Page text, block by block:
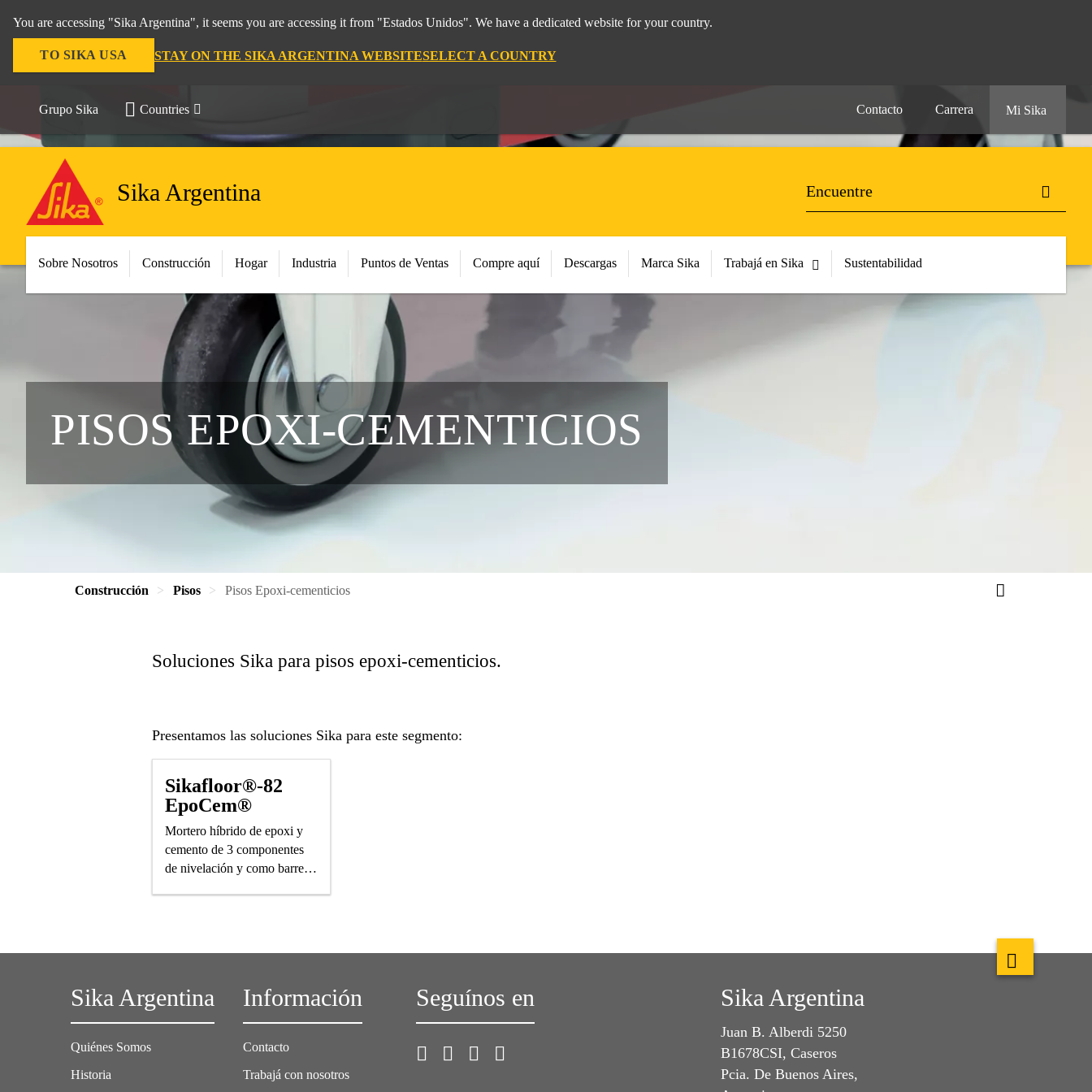
You are accessing "Sika Argentina", it seems you are accessing it from "Estados Unidos". We have a dedicated website for your country.
TO SIKA USA STAY ON THE SIKA ARGENTINA WEBSITESELECT A COUNTRY
Grupo Sika Countries Contacto Carrera Mi Sika
Sika Argentina
Sobre Nosotros Construcción Hogar Industria Puntos de Ventas Compre aquí Descargas Marca Sika Trabajá en Sika Sustentabilidad
PISOS EPOXI-CEMENTICIOS
Construcción Pisos Pisos Epoxi-cementicios
Soluciones Sika para pisos epoxi-cementicios.
Presentamos las soluciones Sika para este segmento:
Sikafloor®-82
EpoCem®
Mortero híbrido de epoxi y
cemento de 3 componentes
de nivelación y como barrera
Sika Argentina
Quiénes Somos
Historia
Información
Contacto
Trabajá con nosotros
Seguínos en Sika Argentina
Juan B. Alberdi 5250
B1678CSI, Caseros
Pcia. De Buenos Aires,